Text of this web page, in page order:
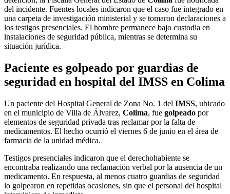
del incidente. Fuentes locales indicaron que el caso fue integrado en
una carpeta de investigación ministerial y se tomaron declaraciones a
los testigos presenciales. El hombre permanece bajo custodia en
instalaciones de seguridad pública, mientras se determina su
situación jurídica.
Paciente es golpeado por guardias de
seguridad en hospital del IMSS en Colima
Un paciente del Hospital General de Zona No. 1 del IMSS, ubicado
en el municipio de Villa de Álvarez, Colima, fue golpeado por
elementos de seguridad privada tras reclamar por la falta de
medicamentos. El hecho ocurrió el viernes 6 de junio en el área de
farmacia de la unidad médica.
Testigos presenciales indicaron que el derechohabiente se
encontraba realizando una reclamación verbal por la ausencia de un
medicamento. En respuesta, al menos cuatro guardias de seguridad
lo golpearon en repetidas ocasiones, sin que el personal del hospital